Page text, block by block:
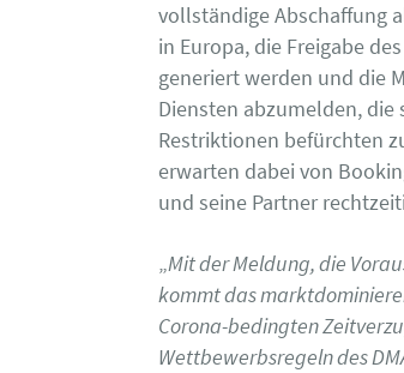
vollständige Abschaffung
in Europa, die Freigabe
generiert werden und die
Diensten abzumelden,
Restriktionen befürchten
erwarten dabei von
und seine Partner
„Mit der Meldung, die
kommt das
Corona-bedingten
Wettbewerbsregeln des